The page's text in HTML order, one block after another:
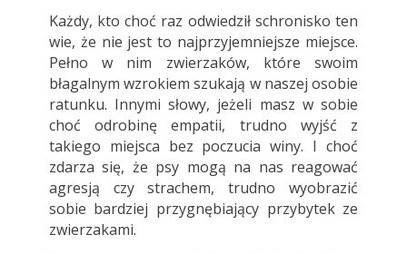
Każdy, kto choć raz odwiedził schronisko ten
wie, że nie jest to najprzyjemniejsze miejsce.
Pełno w nim zwierzaków, które swoim
błagalnym wzrokiem szukają w naszej osobie
ratunku. Innymi słowy, jeżeli masz w sobie
choć odrobinę empatii, trudno wyjść z
takiego miejsca bez poczucia winy. I choć
zdarza się, że psy mogą na nas reagować
agresją czy strachem, trudno wyobrazić
sobie bardziej przygnębiający przybytek ze
zwierzakami.